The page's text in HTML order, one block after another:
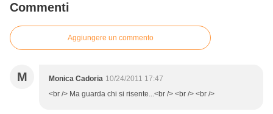
Commenti
Aggiungere un commento
M Monica Cadoria 10/24/2011 17:47
<br /> Ma guarda chi si risente...<br /> <br /> <br />